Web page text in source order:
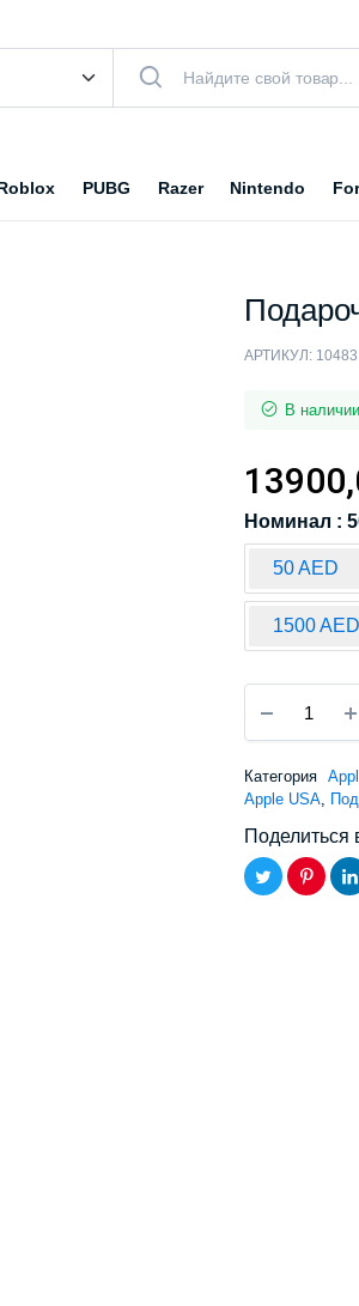
PUBG Razer Nintendo
АРТИКУЛ: 10483
В наличии
Номинал :
50 AED
1500 AED
Категория
Apple USA,
Поделиться